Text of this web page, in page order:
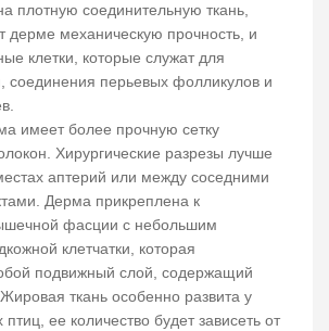
плотную соединительную ткань,
дерме механическую прочность, и
клетки, которые служат для
соединения перьевых фолликулов и
имеет более прочную сетку
Хирургические разрезы лучше
аптерий или между соседними
Дерма прикреплена к
фасции с небольшим
клетчатки, которая
подвижный слой, содержащий
ткань особенно развита у
ее количество будет зависеть от